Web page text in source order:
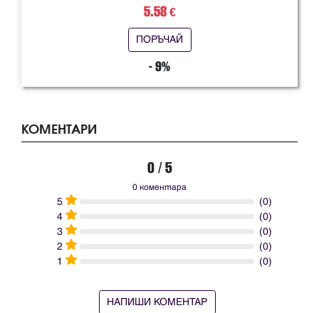
5.58€
ПОРЪЧАЙ
- 9%
КОМЕНТАРИ
0 / 5
0 коментара
5
(0)
4
(0)
3
(0)
2
(0)
1
(0)
НАПИШИ КОМЕНТАР